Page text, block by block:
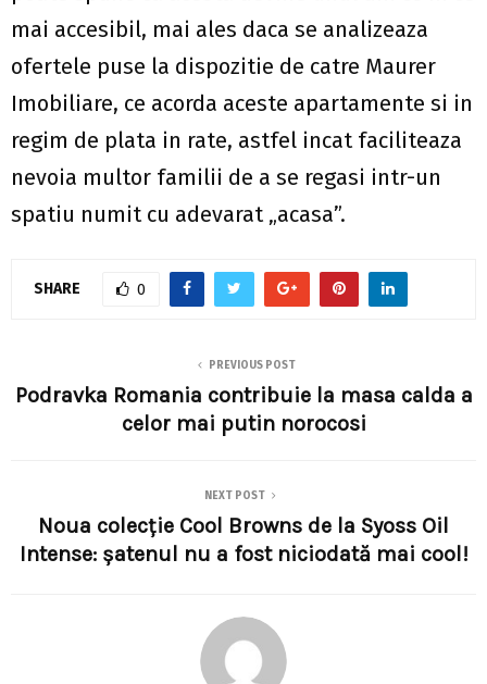
mai accesibil, mai ales daca se analizeaza
ofertele puse la dispozitie de catre Maurer
Imobiliare, ce acorda aceste apartamente si in
regim de plata in rate, astfel incat faciliteaza
nevoia multor familii de a se regasi intr-un
spatiu numit cu adevarat „acasa”.
SHARE 0
PREVIOUS POST
Podravka Romania contribuie la masa calda a
celor mai putin norocosi
NEXT POST
Noua colecție Cool Browns de la Syoss Oil
Intense: șatenul nu a fost niciodată mai cool!